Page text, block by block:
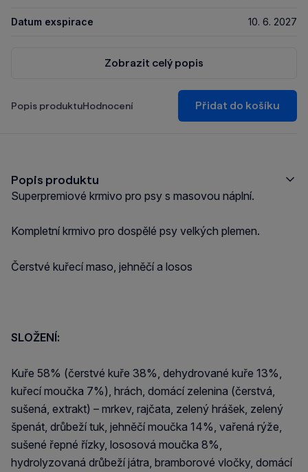
Datum exspirace 10. 6. 2027
Zobrazit celý popis
Popis produktuHodnocení Přidat do košíku
Popis produktu
Superpremiové krmivo pro psy s masovou náplní.
Kompletní krmivo pro dospělé psy velkých plemen.
Čerstvé kuřecí maso, jehněčí a losos
SLOŽENÍ:
Kuře 58% (čerstvé kuře 38%, dehydrované kuře 13%,
kuřecí moučka 7%), hrách, domácí zelenina (čerstvá,
sušená, extrakt) – mrkev, rajčata, zelený hrášek, zelený
špenát, drůbeží tuk, jehněčí moučka 14%, vařená rýže,
sušené řepné řízky, lososová moučka 8%,
hydrolyzovaná drůbeží játra, bramborové vločky, domácí